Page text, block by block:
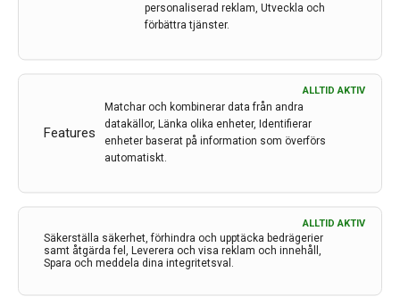
personaliserad reklam, Utveckla och
förbättra tjänster.
Features
ALLTID AKTIV
Matchar och kombinerar data från andra
datakällor, Länka olika enheter, Identifierar
enheter baserat på information som överförs
automatiskt.
Säkerställa säkerhet, förhindra och upptäcka bedrägerier
samt åtgärda fel, Leverera och visa reklam och innehåll,
Spara och meddela dina integritetsval.
ALLTID AKTIV